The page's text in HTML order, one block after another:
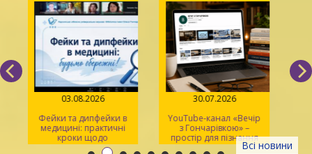
Всі новини
03.08.2026
Фейки та дипфейки в
медицині: практичні
кроки щодо
розпізнавання
30.07.2026
YouTube-канал «Вечір
з Гончарівкою» –
простір для пізнання
та натхнення